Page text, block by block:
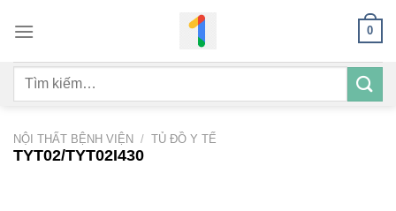
qua
dung
0
Tìm
NỘI THẤT BỆNH VIỆN / TỦ ĐỒ Y TẾ
TYT02/TYT02I430